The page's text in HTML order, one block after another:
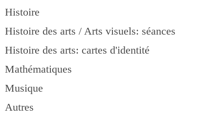
Histoire
Histoire des arts / Arts visuels: séances
Histoire des arts: cartes d'identité
Mathématiques
Musique
Autres